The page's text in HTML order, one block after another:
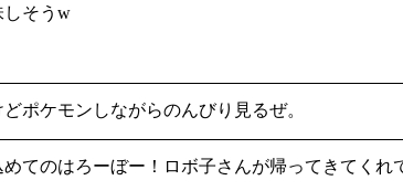
しそうw
ポケモンしながらのんびり見るぜ。
てのはろーぼー！ロボ子さんが帰ってきてく